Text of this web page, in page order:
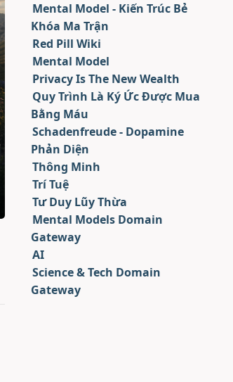
Mental Model - Kiến Trúc Bẻ
Khóa Ma Trận
Red Pill Wiki
Mental Model
Privacy Is The New Wealth
Quy Trình Là Ký Ức Được Mua
Bằng Máu
Schadenfreude - Dopamine
Phản Diện
Thông Minh
Trí Tuệ
Tư Duy Lũy Thừa
Mental Models Domain
Gateway
AI
Science & Tech Domain
Gateway